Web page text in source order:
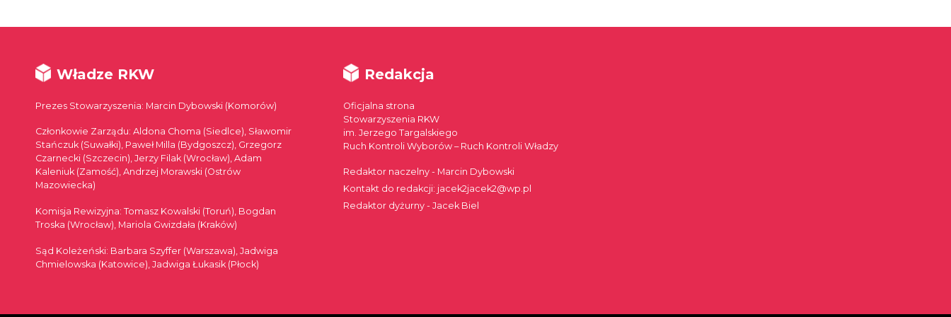
Władze RKW
Prezes Stowarzyszenia: Marcin Dybowski (Komorów)
Członkowie Zarządu: Aldona Choma (Siedlce), Sławomir
Stańczuk (Suwałki), Paweł Milla (Bydgoszcz), Grzegorz
Czarnecki (Szczecin), Jerzy Filak (Wrocław), Adam
Kaleniuk (Zamość), Andrzej Morawski (Ostrów
Mazowiecka)
Komisja Rewizyjna: Tomasz Kowalski (Toruń), Bogdan
Troska (Wrocław), Mariola Gwizdała (Kraków)
Sąd Koleżeński: Barbara Szyffer (Warszawa), Jadwiga
Chmielowska (Katowice), Jadwiga Łukasik (Płock)
Redakcja
Oficjalna strona
Stowarzyszenia RKW
im. Jerzego Targalskiego
Ruch Kontroli Wyborów – Ruch Kontroli Władzy
Redaktor naczelny - Marcin Dybowski
Kontakt do redakcji: jacek2jacek2@wp.pl
Redaktor dyżurny - Jacek Biel